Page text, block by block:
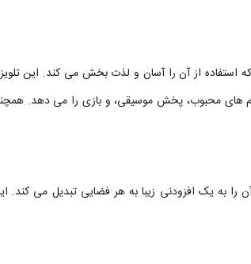
های محبوب، پخش موسیقی، و بازی را می دهد.